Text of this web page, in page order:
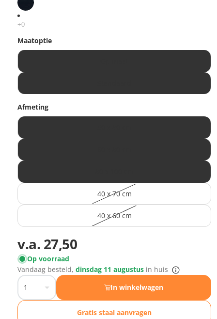
Maatoptie
Afmeting
40 x 70 cm
40 x 60 cm
v.a. 27,50
Op voorraad
Vandaag besteld, dinsdag 11 augustus in huis
In winkelwagen
Gratis staal aanvragen